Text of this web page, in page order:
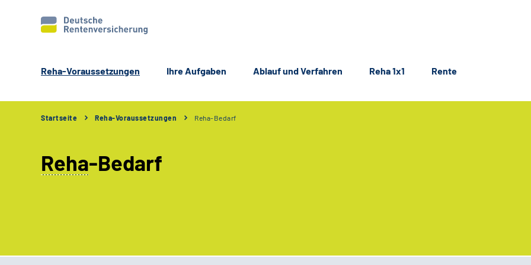
Reha-Voraussetzungen Ihre Aufgaben Ablauf und Verfahren Reha 1x1 Rente
Startseite Reha-Voraussetzungen Reha-Bedarf
Reha-Bedarf